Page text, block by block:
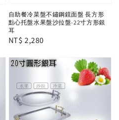
自助餐冷菜盤不鏽鋼鏡面盤 長方形
點心托盤水果盤沙拉盤-22寸方形銀
耳
Regular
NT$ 2,280